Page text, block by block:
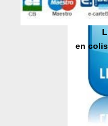
en